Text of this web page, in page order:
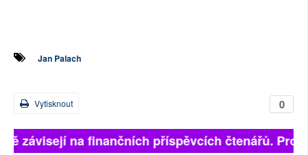
Jan Palach
0
Vytisknout
závisejí na finančních příspěvcích čtenářů.